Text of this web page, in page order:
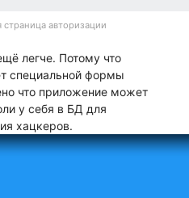
авторизации
легче. Потому что
специальной формы
что приложение может
у себя в БД для
хацкеров.